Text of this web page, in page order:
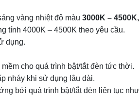
vàng nhiệt độ màu 3000K – 4500K,
tính 4000K – 4500K theo yêu cầu.
dụng.
cho quá trình bật/tắt đèn tức thời.
nháy khi sử dụng lâu dài.
bởi quá trình bật/tắt đèn liên tục